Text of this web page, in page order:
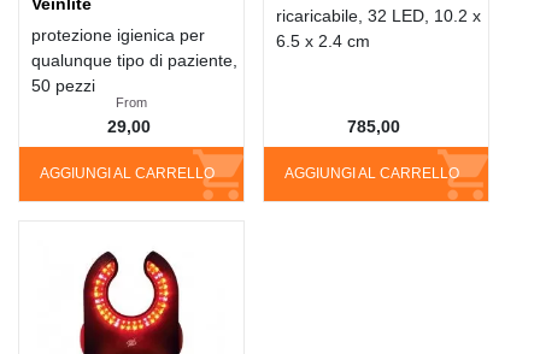
Veinlite
protezione igienica per
qualunque tipo di paziente,
50 pezzi
AGGIUNGI AL CARRELLO
From
29,00
ricaricabile, 32 LED, 10.2 x
6.5 x 2.4 cm
AGGIUNGI AL CARRELLO
785,00